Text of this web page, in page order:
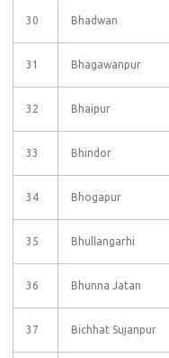
30 Bhadwan
31 Bhagawanpur
32 Bhaipur
33 Bhindor
34 Bhogapur
35 Bhullangarhi
36 Bhunna Jatan
37 Bichhat Sujanpur